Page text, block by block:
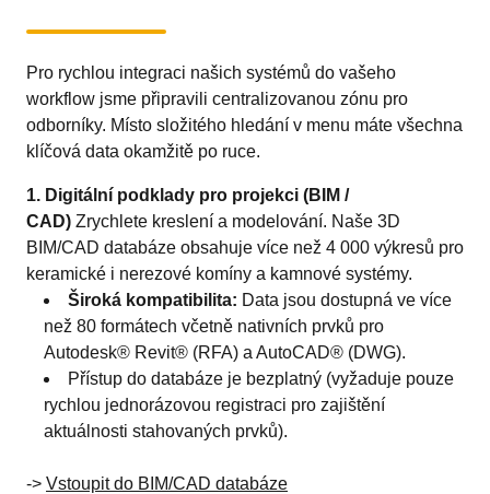
Pro rychlou integraci našich systémů do vašeho
workflow jsme připravili centralizovanou zónu pro
odborníky. Místo složitého hledání v menu máte všechna
klíčová data okamžitě po ruce.
1. Digitální podklady pro projekci (BIM /
CAD) Zrychlete kreslení a modelování. Naše 3D
BIM/CAD databáze obsahuje více než 4 000 výkresů pro
keramické i nerezové komíny a kamnové systémy.
Široká kompatibilita: Data jsou dostupná ve více
než 80 formátech včetně nativních prvků pro
Autodesk® Revit® (RFA) a AutoCAD® (DWG).
Přístup do databáze je bezplatný (vyžaduje pouze
rychlou jednorázovou registraci pro zajištění
aktuálnosti stahovaných prvků).
-> Vstoupit do BIM/CAD databáze